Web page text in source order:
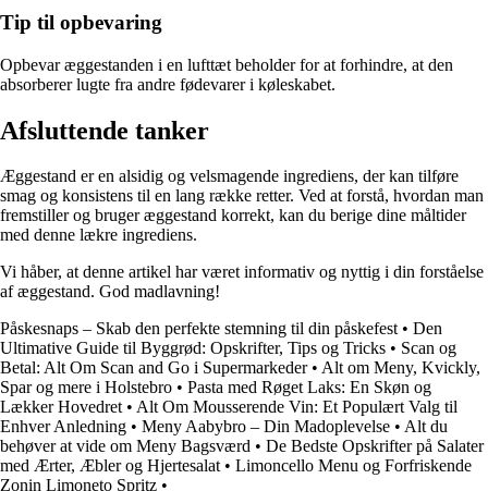
Tip til opbevaring
Opbevar æggestanden i en lufttæt beholder for at forhindre, at den
absorberer lugte fra andre fødevarer i køleskabet.
Afsluttende tanker
Æggestand er en alsidig og velsmagende ingrediens, der kan tilføre
smag og konsistens til en lang række retter. Ved at forstå, hvordan man
fremstiller og bruger æggestand korrekt, kan du berige dine måltider
med denne lækre ingrediens.
Vi håber, at denne artikel har været informativ og nyttig i din forståelse
af æggestand. God madlavning!
Påskesnaps – Skab den perfekte stemning til din påskefest• Den
Ultimative Guide til Byggrød: Opskrifter, Tips og Tricks • Scan og
Betal: Alt Om Scan and Go i Supermarkeder• Alt om Meny, Kvickly,
Spar og mere i Holstebro • Pasta med Røget Laks: En Skøn og
Lækker Hovedret• Alt Om Mousserende Vin: Et Populært Valg til
Enhver Anledning • Meny Aabybro – Din Madoplevelse • Alt du
behøver at vide om Meny Bagsværd • De Bedste Opskrifter på Salater
med Ærter, Æbler og Hjertesalat• Limoncello Menu og Forfriskende
Zonin Limoneto Spritz •